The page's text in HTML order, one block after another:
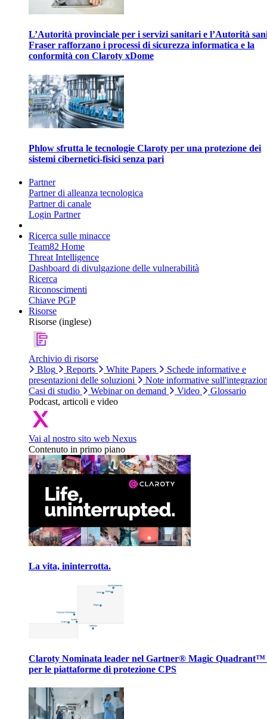
L’Autorità provinciale per i servizi sanitari e l’Autorità
Fraser rafforzano i processi di sicurezza informatica e la
conformità con Claroty xDome
Phlow sfrutta le tecnologie Claroty per una protezione dei
sistemi cibernetici-fisici senza pari
Partner
Partner di alleanza tecnologica
Partner di canale
Login Partner
Ricerca sulle minacce
Team82 Home
Threat Intelligence
Dashboard di divulgazione delle vulnerabilità
Ricerca
Riconoscimenti
Chiave PGP
Risorse
Risorse (inglese)
Archivio di risorse
Blog
Reports White Papers
Schede informative e
presentazioni delle soluzioni
Note informative
Casi di studio
Webinar on demand Video
Glossario
Podcast, articoli e video
Vai al nostro sito web Nexus
Contenuto in primo piano
La vita, ininterrotta.
Claroty Nominata leader nel Gartner® Magic Quadrant™
per le piattaforme di protezione CPS